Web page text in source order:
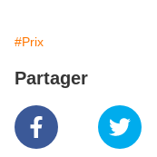
#Prix
Partager